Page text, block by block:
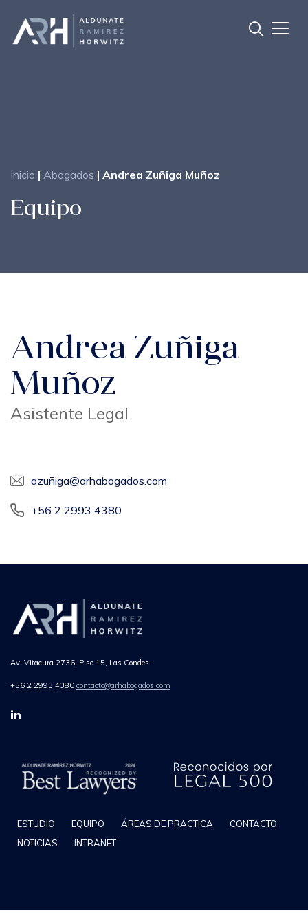
Inicio | Abogados | Andrea Zuñiga Muñoz
Equipo
Andrea Zuñiga
Muñoz
Asistente Legal
azuñiga@arhabogados.com
+56 2 2993 4380
Av. Vitacura 2736, Piso 15, Las Condes.
+56 2 2993 4380 contacto@arhabogados.com
ESTUDIO EQUIPO ÁREAS DE PRACTICA
CONTACTO
NOTICIAS
INTRANET